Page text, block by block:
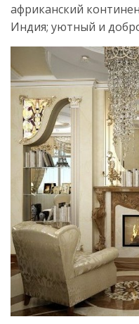
африканский
Индия; уютный и